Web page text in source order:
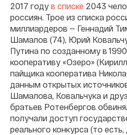
2017 году в списке 2043
россиян. Трое из списка
миллиардеров — Геннадий
Шамалов (74), Юрий
Путина по созданному в
кооперативу «Озеро»
пайщика кооператива
данным открытых
Шамалова, Ковальчука и
братьев Ротенбергов
получали доступ
реального конкурса (то